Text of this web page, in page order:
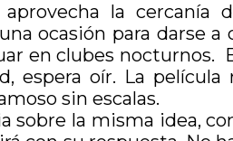
la cercanía
ocasión para darse
en clubes
espera oír. La
sin escalas.
la misma idea,